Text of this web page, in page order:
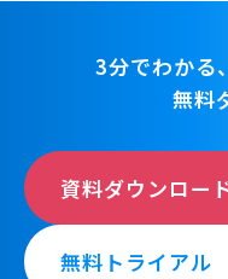
3分でわかる
無料
資料ダウンロー
無料トライアル